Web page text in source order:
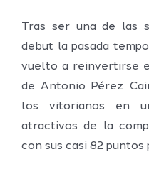
Tras ser una de las
debut la pasada
vuelto a reinvertirse
de Antonio Pérez
los vitorianos en
atractivos de la
con sus casi 82